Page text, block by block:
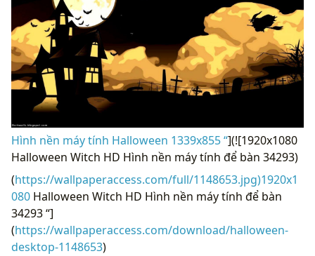
Hình nền máy tính Halloween 1339x855 “](![1920x1080
Halloween Witch HD Hình nền máy tính để bàn 34293)
(https://wallpaperaccess.com/full/1148653.jpg)1920x1
080 Halloween Witch HD Hình nền máy tính để bàn
34293 “]
(https://wallpaperaccess.com/download/halloween-
desktop-1148653)